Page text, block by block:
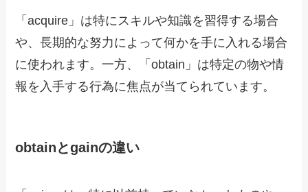
「acquire」は特にスキルや知識を習得する場合
や、長期的な努力によって何かを手に入れる場合
に使われます。一方、「obtain」は特定の物や情
報を入手する行為に焦点が当てられています。
obtainとgainの違い